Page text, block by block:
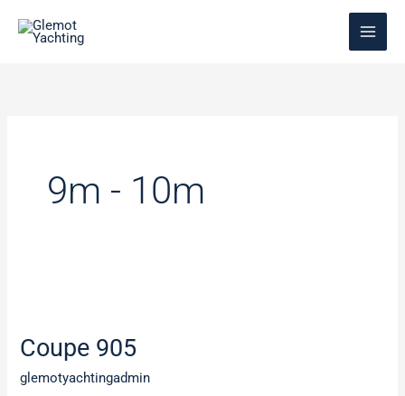
9m - 10m
Coupe 905
glemotyachtingadmin